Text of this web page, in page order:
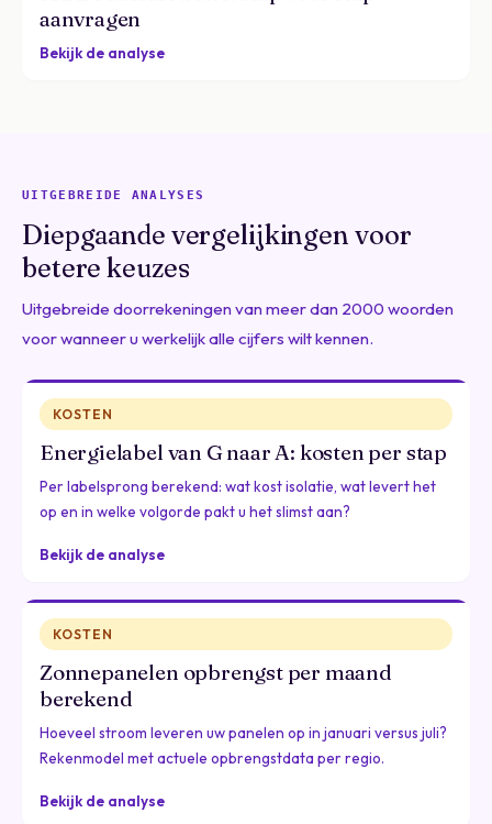
aanvragen
Bekijk de analyse
UITGEBREIDE ANALYSES
Diepgaande vergelijkingen voor
betere keuzes
Uitgebreide doorrekeningen van meer dan 2000 woorden
voor wanneer u werkelijk alle cijfers wilt kennen.
KOSTEN
Energielabel van G naar A: kosten per stap
Per labelsprong berekend: wat kost isolatie, wat levert het
op en in welke volgorde pakt u het slimst aan?
Bekijk de analyse
KOSTEN
Zonnepanelen opbrengst per maand
berekend
Hoeveel stroom leveren uw panelen op in januari versus juli?
Rekenmodel met actuele opbrengstdata per regio.
Bekijk de analyse